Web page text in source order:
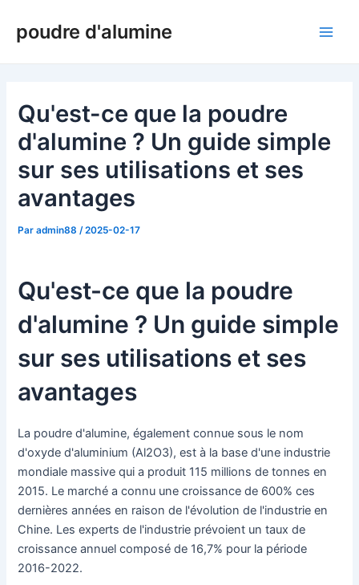
content
poudre d'alumine
Qu'est-ce que la poudre
d'alumine ? Un guide simple
sur ses utilisations et ses
avantages
Paradmin88 /2025-02-17
Qu'est-ce que la poudre
d'alumine ? Un guide simple
sur ses utilisations et ses
avantages
La poudre d'alumine, également connue sous le nom
d'oxyde d'aluminium (Al2O3), est à la base d'une industrie
mondiale massive qui a produit 115 millions de tonnes en
2015. Le marché a connu une croissance de 600% ces
dernières années en raison de l'évolution de l'industrie en
Chine. Les experts de l'industrie prévoient un taux de
croissance annuel composé de 16,7% pour la période
2016-2022.